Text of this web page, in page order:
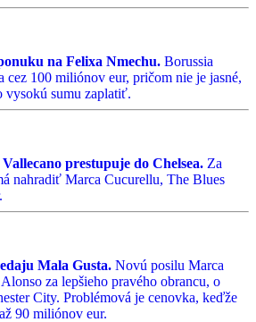
na Felixa Nmechu. Borussia
cez 100 miliónov eur, pričom nie je jasné,
vysokú sumu zaplatiť.
prestupuje do Chelsea. Za
nahradiť Marca Cucurellu, The Blues
Mala Gusta. Novú posilu Marca
za lepšieho pravého obrancu, o
City. Problémová je cenovka, keďže
90 miliónov eur.